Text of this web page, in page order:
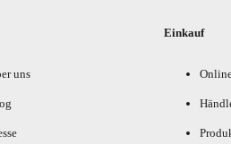
uns
Einkauf